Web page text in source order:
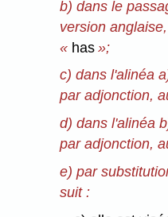
b) dans le
version
« has »;
c) dans l'alinéa
par adjonction,
d) dans l'alinéa
par adjonction,
e) par
suit :